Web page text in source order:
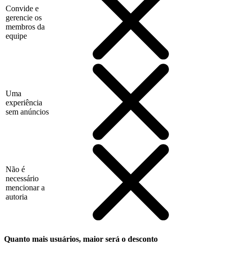
Convide e
gerencie os
membros da
equipe
Uma
experiência
sem anúncios
Não é
necessário
mencionar a
autoria
Quanto mais usuários, maior será o desconto